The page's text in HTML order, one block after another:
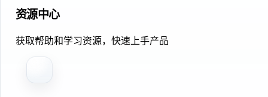
资源中心
获取帮助和学习资源，快速上手产品